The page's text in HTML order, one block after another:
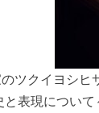
ツクイヨシヒ
表現につい